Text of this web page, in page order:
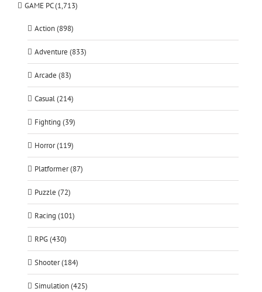
GAME PC (1,713)
Action (898)
Adventure (833)
Arcade (83)
Casual (214)
Fighting (39)
Horror (119)
Platformer (87)
Puzzle (72)
Racing (101)
RPG (430)
Shooter (184)
Simulation (425)